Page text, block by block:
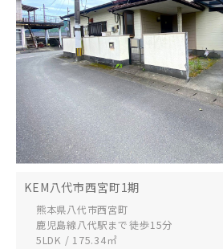
KEM八代市西宮町1期
熊本県八代市西宮町
鹿児島線八代駅まで 徒歩15分
5LDK / 175.34㎡